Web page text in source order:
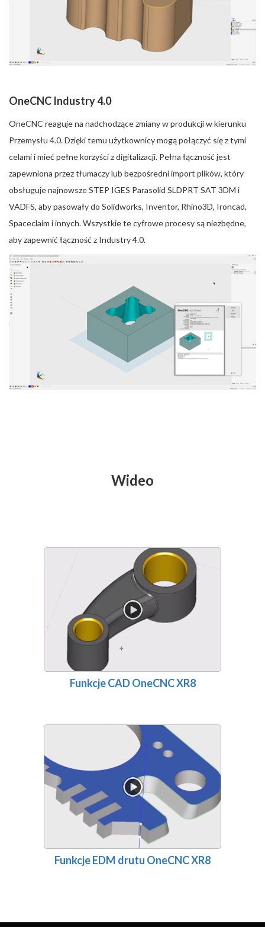
OneCNC Industry 4.0
OneCNC reaguje na nadchodzące zmiany w produkcji w kierunku
Przemysłu 4.0. Dzięki temu użytkownicy mogą połączyć się z tymi
celami i mieć pełne korzyści z digitalizacji. Pełna łączność jest
zapewniona przez tłumaczy lub bezpośredni import plików, który
obsługuje najnowsze STEP IGES Parasolid SLDPRT SAT 3DM i
VADFS, aby pasowały do Solidworks, Inventor, Rhino3D, Ironcad,
Spaceclaim i innych. Wszystkie te cyfrowe procesy są niezbędne,
aby zapewnić łączność z Industry 4.0.
Wideo
Funkcje CAD OneCNC XR8
Funkcje EDM drutu OneCNC XR8